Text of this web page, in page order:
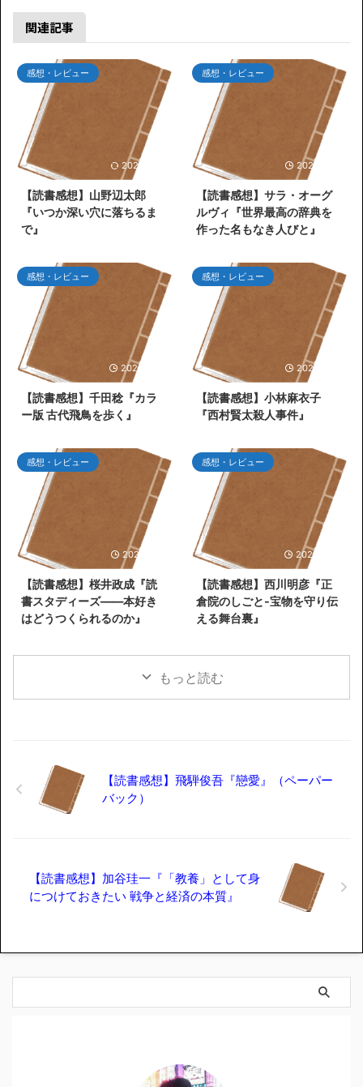
関連記事
感想・レビュー
2026/7/26
【読書感想】山野辺太郎
『いつか深い穴に落ちるま
で』
感想・レビュー
2026/7/25
【読書感想】サラ・オーグ
ルヴィ『世界最高の辞典を
作った名もなき人びと』
感想・レビュー
2026/6/30
【読書感想】千田稔『カラ
ー版 古代飛鳥を歩く』
感想・レビュー
2026/6/27
【読書感想】小林麻衣子
『西村賢太殺人事件』
感想・レビュー
2026/5/31
【読書感想】桜井政成『読
書スタディーズ――本好き
はどうつくられるのか』
感想・レビュー
2026/5/26
【読書感想】西川明彦『正
倉院のしごと-宝物を守り伝
える舞台裏』
もっと読む
【読書感想】飛騨俊吾『戀愛』（ペーパー
バック）
【読書感想】加谷珪一『「教養」として身
につけておきたい 戦争と経済の本質』